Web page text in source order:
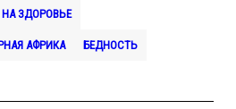
НА ЗДОРОВЬЕ
АФРИКА БЕДНОСТЬ